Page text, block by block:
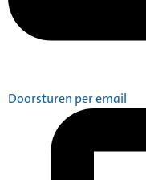
Doorsturen per email